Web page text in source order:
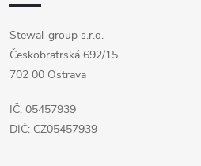
Stewal-group s.r.o.
Českobratrská 692/15
702 00 Ostrava
IČ: 05457939
DIČ: CZ05457939